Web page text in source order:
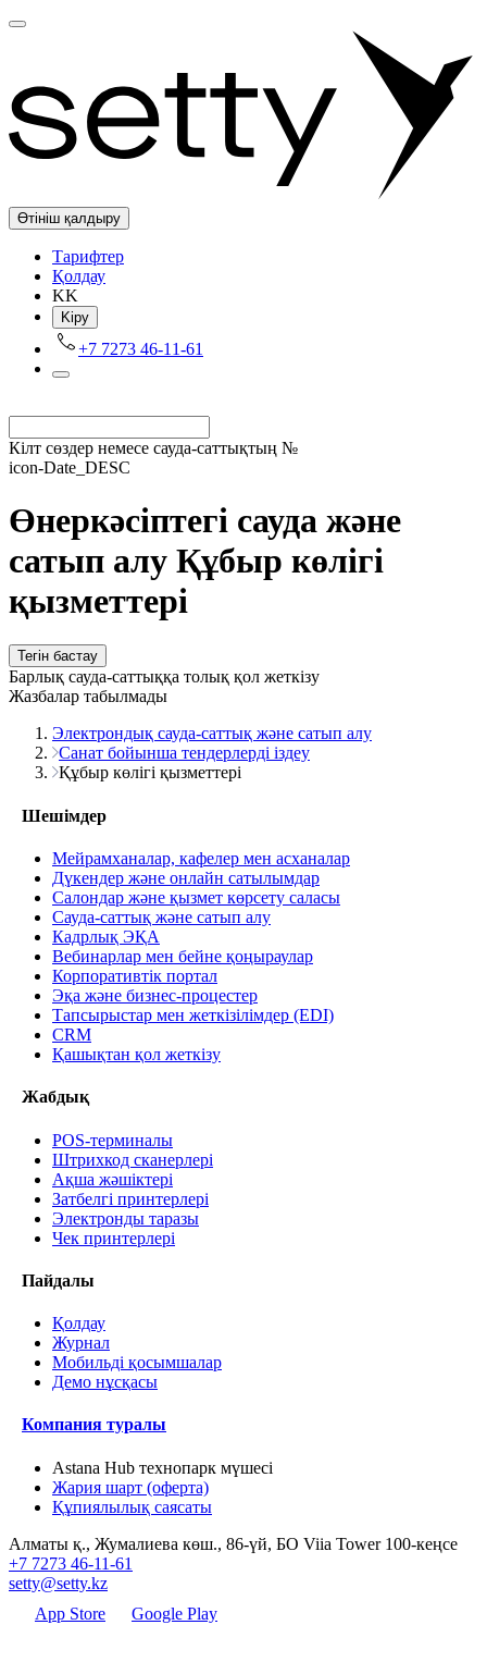
Өтініш қалдыру
Tарифтер
Қолдау
KK
Kіру
+7 7273 46-11-61
Кілт сөздер немесе сауда-саттықтың №
icon-Date_DESC
Өнеркәсіптегі сауда және
сатып алу Құбыр көлігі
қызметтері
Тегін бастау
Барлық сауда-саттыққа толық қол жеткізу
Жазбалар табылмады
Электрондық сауда-саттық және сатып алу
Санат бойынша тендерлерді іздеу
Құбыр көлігі қызметтері
Шешімдер
Мейрамханалар, кафелер мен асханалар
Дүкендер және онлайн сатылымдар
Салондар және қызмет көрсету саласы
Сауда-саттық және сатып алу
Кадрлық ЭҚА
Вебинарлар мен бейне қоңыраулар
Корпоративтік портал
Эқа және бизнес-процестер
Тапсырыстар мен жеткізілімдер (EDI)
CRM
Қашықтан қол жеткізу
Жабдық
POS-терминалы
Штрихкод сканерлері
Ақша жәшіктері
Затбелгі принтерлері
Электронды таразы
Чек принтерлері
Пайдалы
Қолдау
Журнал
Мобильді қосымшалар
Демо нұсқасы
Компания туралы
Astana Hub технопарк мүшесі
Жария шарт (оферта)
Құпиялылық саясаты
Алматы қ., Жумалиева көш., 86-үй, БО Viia Tower 100-кеңсе
+7 7273 46-11-61
setty@setty.kz
App Store
Google Play